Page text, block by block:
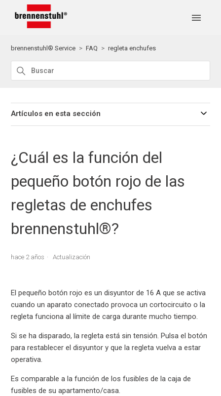
brennenstuhl® Service FAQ regleta enchufes
Artículos en esta sección
¿Cuál es la función del
pequeño botón rojo de las
regletas de enchufes
brennenstuhl®?
hace 2 años Actualización
El pequeño botón rojo es un disyuntor de 16 A que se activa
cuando un aparato conectado provoca un cortocircuito o la
regleta funciona al límite de carga durante mucho tiempo.
Si se ha disparado, la regleta está sin tensión. Pulsa el botón
para restablecer el disyuntor y que la regleta vuelva a estar
operativa.
Es comparable a la función de los fusibles de la caja de
fusibles de su apartamento/casa.